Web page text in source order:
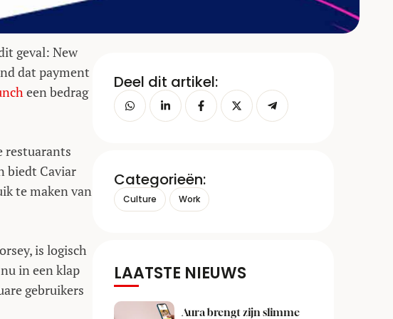
geval: New
dat payment
een bedrag
restuarants
biedt Caviar
te maken van
is logisch
in een klap
gebruikers
Deel dit artikel:
Categorieën:
Culture Work
LAATSTE NIEUWS
Aura brengt zijn slimme